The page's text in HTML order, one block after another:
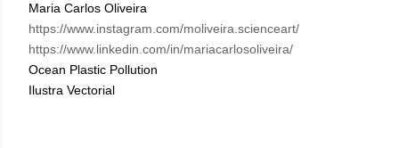
Maria Carlos Oliveira
https://www.instagram.com/moliveira.scienceart/
https://www.linkedin.com/in/mariacarlosoliveira/
Ocean Plastic Pollution
Ilustra Vectorial